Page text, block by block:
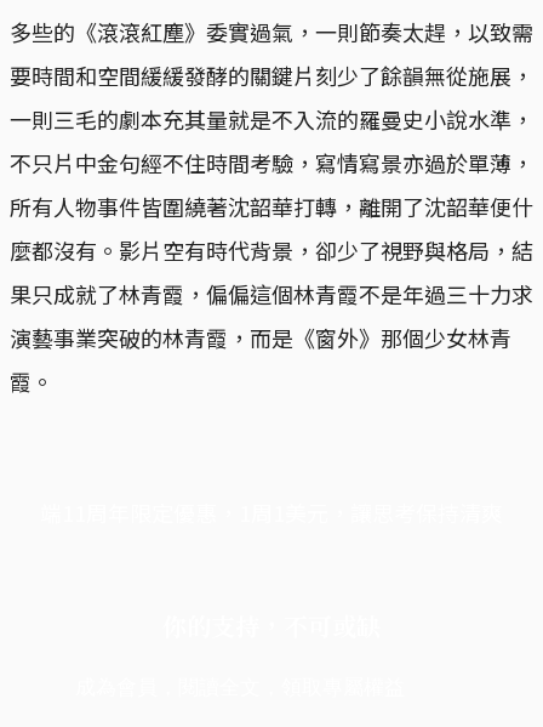
多些的《滾滾紅塵》委實過氣，一則節奏太趕，以致需
要時間和空間緩緩發酵的關鍵片刻少了餘韻無從施展，
一則三毛的劇本充其量就是不入流的羅曼史小說水準，
不只片中金句經不住時間考驗，寫情寫景亦過於單薄，
所有人物事件皆圍繞著沈韶華打轉，離開了沈韶華便什
麼都沒有。影片空有時代背景，卻少了視野與格局，結
果只成就了林青霞，偏偏這個林青霞不是年過三十力求
演藝事業突破的林青霞，而是《窗外》那個少女林青
霞。